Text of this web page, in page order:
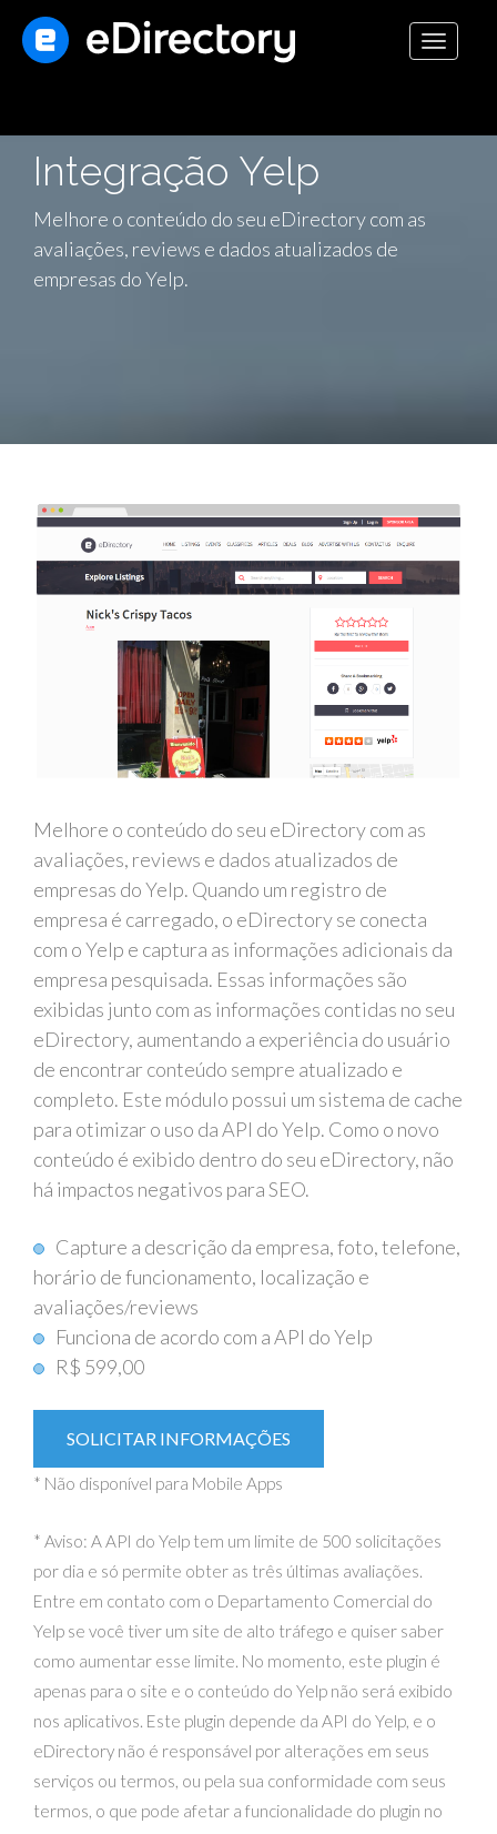
Toggle
Integração Yelp
Melhore o conteúdo do seu eDirectory com as
avaliações, reviews e dados atualizados de
empresas do Yelp.
Melhore o conteúdo do seu eDirectory com as
avaliações, reviews e dados atualizados de
empresas do Yelp. Quando um registro de
empresa é carregado, o eDirectory se conecta
com o Yelp e captura as informações adicionais da
empresa pesquisada. Essas informações são
exibidas junto com as informações contidas no seu
eDirectory, aumentando a experiência do usuário
de encontrar conteúdo sempre atualizado e
completo. Este módulo possui um sistema de cache
para otimizar o uso da API do Yelp. Como o novo
conteúdo é exibido dentro do seu eDirectory, não
há impactos negativos para SEO.
Capture a descrição da empresa, foto, telefone,
horário de funcionamento, localização e
avaliações/reviews
Funciona de acordo com a API do Yelp
R$ 599,00
SOLICITAR INFORMAÇÕES
* Não disponível para Mobile Apps
* Aviso: A API do Yelp tem um limite de 500 solicitações
por dia e só permite obter as três últimas avaliações.
Entre em contato com o Departamento Comercial do
Yelp se você tiver um site de alto tráfego e quiser saber
como aumentar esse limite. No momento, este plugin é
apenas para o site e o conteúdo do Yelp não será exibido
nos aplicativos. Este plugin depende da API do Yelp, e o
eDirectory não é responsável por alterações em seus
serviços ou termos, ou pela sua conformidade com seus
termos, o que pode afetar a funcionalidade do plugin no